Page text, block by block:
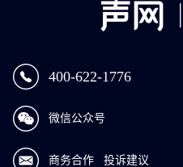
400-622-1776
微信公众号
商务合作 投诉建议